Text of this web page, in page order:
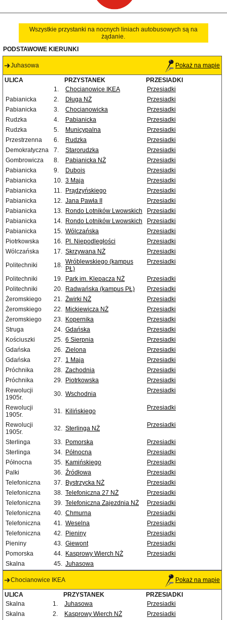
Wszystkie przystanki na nocnych liniach autobusowych są na
żądanie.
PODSTAWOWE KIERUNKI
Juhasowa Pokaż na mapie
ULICA PRZYSTANEK
PRZESIADKI
1.
Chocianowice IKEA
Przesiadki
Pabianicka
2. Długa NŻ
Przesiadki
Pabianicka
3. Chocianowicka
Przesiadki
Rudzka
4. Pabianicka
Przesiadki
Rudzka
5. Municypalna
Przesiadki
Przestrzenna
6. Rudzka
Przesiadki
Demokratyczna
7. Starorudzka
Przesiadki
Gombrowicza
8. Pabianicka NŻ
Przesiadki
Pabianicka
9. Dubois
Przesiadki
Pabianicka
10. 3 Maja
Przesiadki
Pabianicka
11. Prądzyńskiego
Przesiadki
Pabianicka
12. Jana Pawła II
Przesiadki
Pabianicka
13. Rondo Lotników Lwowskich
Przesiadki
Pabianicka
14. Rondo Lotników Lwowskich
Przesiadki
Pabianicka
15. Wólczańska
Przesiadki
Piotrkowska
16. Pl. Niepodległości
Przesiadki
Wólczańska
17. Skrzywana NŻ
Przesiadki
Politechniki
18. Wróblewskiego (kampus
PŁ)
Przesiadki
Politechniki 19. Park im. Klepacza NŻ
Przesiadki
Politechniki
20. Radwańska (kampus PŁ)
Przesiadki
Żeromskiego
21. Żwirki NŻ
Przesiadki
Żeromskiego
22. Mickiewicza NŻ
Przesiadki
Żeromskiego
23. Kopernika
Przesiadki
Struga
24. Gdańska
Przesiadki
Kościuszki
25. 6 Sierpnia
Przesiadki
Gdańska
26. Zielona
Przesiadki
Gdańska
27. 1 Maja
Przesiadki
Próchnika
28. Zachodnia
Przesiadki
Próchnika
29. Piotrkowska
Przesiadki
Rewolucji
1905r.
30. Wschodnia Przesiadki
Rewolucji
1905r.
31. Kilińskiego Przesiadki
Rewolucji
1905r.
32. Sterlinga NŻ Przesiadki
Sterlinga 33. Pomorska
Przesiadki
Sterlinga
34. Północna
Przesiadki
Północna
35. Kamińskiego
Przesiadki
Palki
36. Źródłowa
Przesiadki
Telefoniczna
37. Bystrzycka NŻ
Przesiadki
Telefoniczna
38. Telefoniczna 27 NŻ
Przesiadki
Telefoniczna
39. Telefoniczna Zajezdnia NŻ
Przesiadki
Telefoniczna
40. Chmurna
Przesiadki
Telefoniczna
41. Weselna
Przesiadki
Telefoniczna
42. Pieniny
Przesiadki
Pieniny
43. Giewont
Przesiadki
Pomorska
44. Kasprowy Wierch NŻ
Przesiadki
Skalna
45. Juhasowa
Chocianowice IKEA Pokaż na mapie
ULICA PRZYSTANEK
PRZESIADKI
Skalna
1. Juhasowa
Przesiadki
Skalna
2. Kasprowy Wierch NŻ
Przesiadki